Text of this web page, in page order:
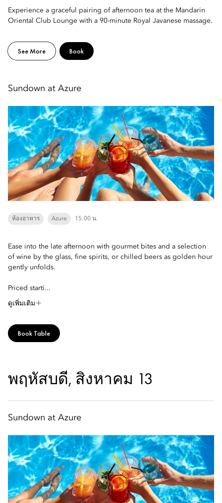
Experience a graceful pairing of afternoon tea at the Mandarin
Oriental Club Lounge with a 90-minute Royal Javanese massage.
See More Book
Sundown at Azure
ห้องอาหาร Azure 15:00 น.
Ease into the late afternoon with gourmet bites and a selection
of wine by the glass, fine spirits, or chilled beers as golden hour
gently unfolds.
Priced starti...
ดูเพิ่มเติม
Book Table
พฤหัสบดี, สิงหาคม 13
Sundown at Azure